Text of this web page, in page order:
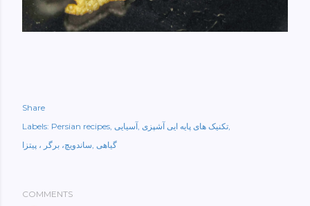
Share
Labels: Persian recipes آسیایی تکنیک های پایه ایی آشپزی
ساندویچ، برگر ، پیتزا گیاهی
COMMENTS